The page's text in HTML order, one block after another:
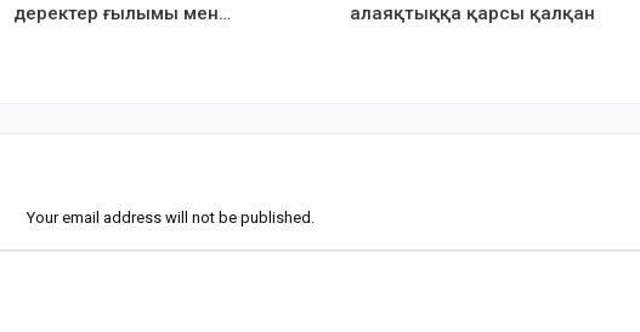
деректер ғылымы мен…
алаяқтыққа қарсы қалқан
Your email address will not be published.